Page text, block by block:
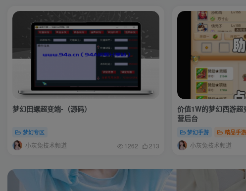
梦幻田螺超变端-（源码）
梦幻专区
小灰兔技术频道 1262 213
价值1W的梦幻西游
营后台
梦幻手游 精品手游
小灰兔技术频道